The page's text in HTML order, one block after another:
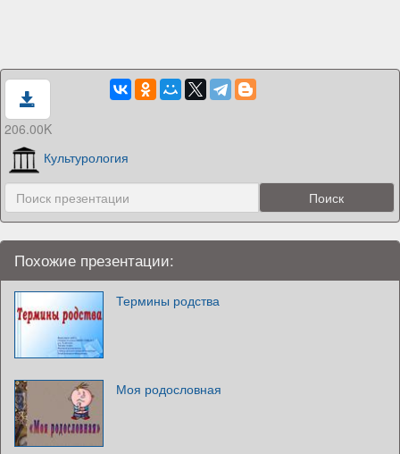
206.00K
Культурология
Похожие презентации:
Термины родства
Моя родословная